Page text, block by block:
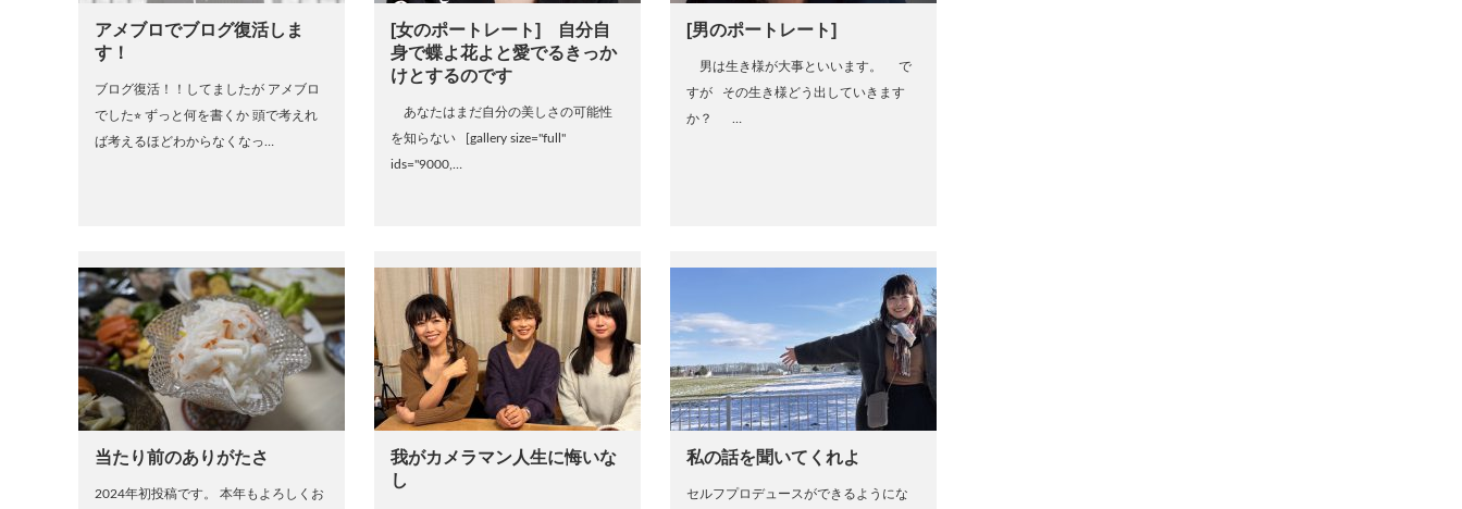
アメブロでブログ復活しま
す！
ブログ復活！！してましたが アメブロ
でした⭐︎ ずっと何を書くか 頭で考えれ
ば考えるほどわからなくなっ…
[女のポートレート] 自分自
身で蝶よ花よと愛でるきっか
けとするのです
あなたはまだ自分の美しさの可能性
を知らない [gallery size="full"
ids="9000,…
[男のポートレート]
男は生き様が大事といいます。 で
すが その生き様どう出していきます
か？ …
当たり前のありがたさ
2024年初投稿です。 本年もよろしくお
我がカメラマン人生に悔いな
し
私の話を聞いてくれよ
セルフプロデュースができるようにな